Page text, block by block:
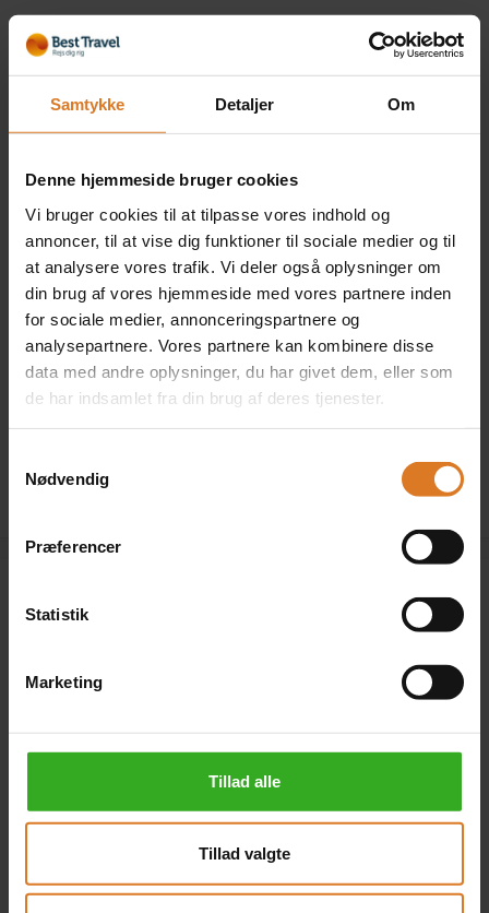
Samtykke Detaljer Om
Denne hjemmeside bruger cookies
Vi bruger cookies til at tilpasse vores indhold og
annoncer, til at vise dig funktioner til sociale medier og til
at analysere vores trafik. Vi deler også oplysninger om
din brug af vores hjemmeside med vores partnere inden
for sociale medier, annonceringspartnere og
analysepartnere. Vores partnere kan kombinere disse
data med andre oplysninger, du har givet dem, eller som
de har indsamlet fra din brug af deres tjenester.
Nødvendig
Præferencer
Statistik
Marketing
Tillad alle
Tillad valgte
Administrationsgebyr
til Rejsegarantifonden og Best Travels lovpligtige
ansvarsforsikring.
Antal personer
Værelse
Beklager, der er ingen værelser, som passer til det valgte
Annoncekode